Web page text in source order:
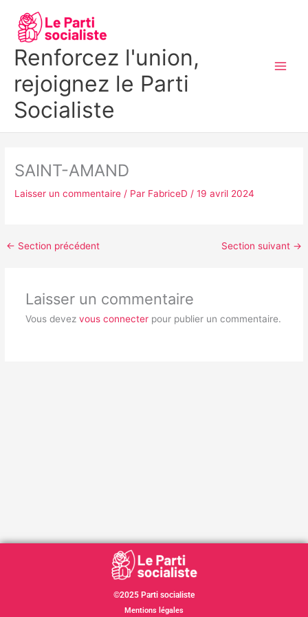
contenu
Renforcez l'union,
rejoignez le Parti
Socialiste
SAINT-AMAND
Laisser un commentaire / Par FabriceD/19 avril 2024
← Section précédent Section suivant →
Laisser un commentaire
Vous devez vous connecterpour publier un commentaire.
©2025 Parti socialiste
Mentions légales